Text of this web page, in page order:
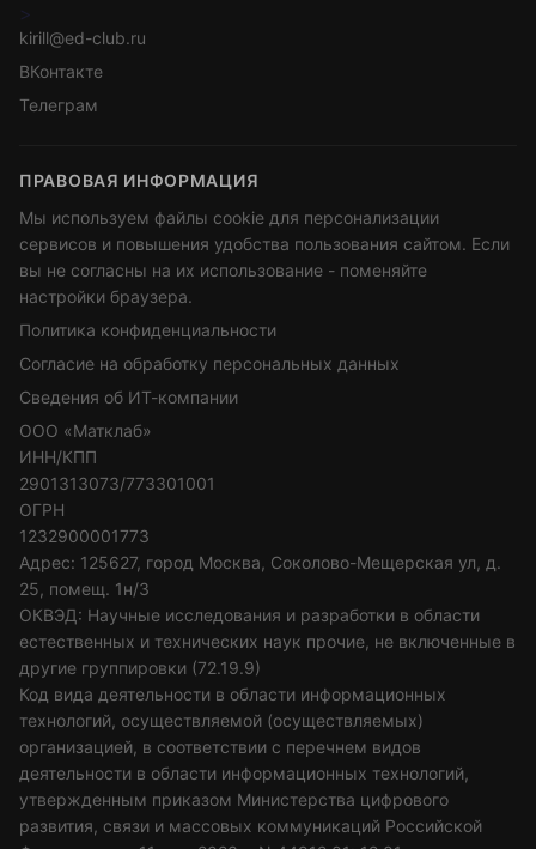
>
kirill@ed-club.ru
ВКонтакте
Телеграм
ПРАВОВАЯ ИНФОРМАЦИЯ
Мы используем файлы cookie для персонализации
сервисов и повышения удобства пользования сайтом. Если
вы не согласны на их использование - поменяйте
настройки браузера.
Политика конфиденциальности
Согласие на обработку персональных данных
Сведения об ИТ-компании
ООО «Матклаб»
ИНН/КПП
2901313073/773301001
ОГРН
1232900001773
Адрес: 125627, город Москва, Соколово-Мещерская ул, д.
25, помещ. 1н/3
ОКВЭД: Научные исследования и разработки в области
естественных и технических наук прочие, не включенные в
другие группировки (72.19.9)
Код вида деятельности в области информационных
технологий, осуществляемой (осуществляемых)
организацией, в соответствии с перечнем видов
деятельности в области информационных технологий,
утвержденным приказом Министерства цифрового
развития, связи и массовых коммуникаций Российской